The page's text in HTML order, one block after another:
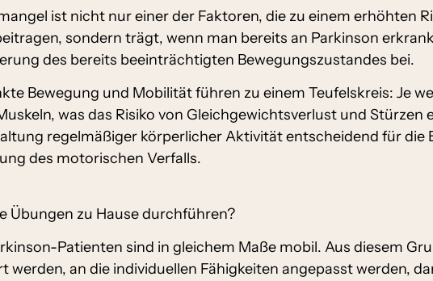
ist nicht nur einer der Faktoren, die zu einem erhöhten
sondern trägt, wenn man bereits an Parkinson
des bereits beeinträchtigten Bewegungszustandes bei.
Bewegung und Mobilität führen zu einem Teufelskreis: Je
was das Risiko von Gleichgewichtsverlust und Stürzen
regelmäßiger körperlicher Aktivität entscheidend für die
des motorischen Verfalls.
Übungen zu Hause durchführen?
Patienten sind in gleichem Maße mobil. Aus diesem
werden, an die individuellen Fähigkeiten angepasst werden,